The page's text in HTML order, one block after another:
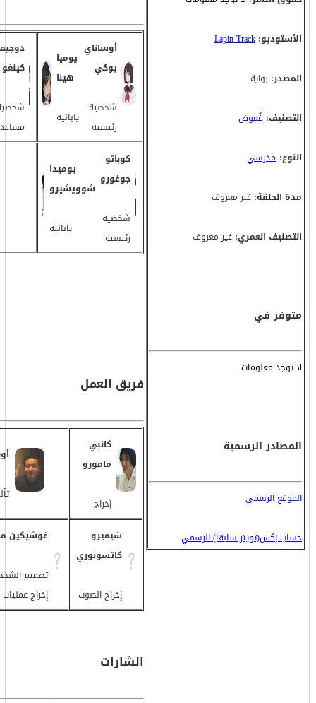
الأستوديو: Lapin Track
المصدر: رواية
التصنيف: غُموض
النوع: مدرسي
مدة الحلقة: غير معروف
التصنيف العمري: غير معروف
متوفر في
لا توجد معلومات
المصادر الرسمية
الموقع الرسمي
حساب إكس(تويتر سابقا) الرسمي
أوساناي
يوكي
شخصية
رئيسية
يوميا
هينا
يابانية
كينغو
كوباتو
جوغورو
شخصية
رئيسية
يوميدا
شوويشيرو
يابانية
فريق العمل
كانبي
مامورو
إخراج
شيميزو
كاتسونوري
إخراج الصوت
غوشيكين
تصميم
إخراج عمليات
الشارات